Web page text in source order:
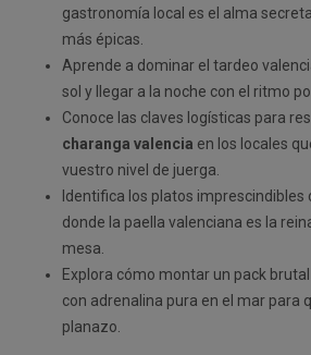
gastronomía local es el alma
más épicas.
Aprende a dominar el tardeo
sol y llegar a la noche con el ritmo
Conoce las claves logísticas para
charanga valencia en los locales
vuestro nivel de juerga.
Identifica los platos imprescindibles
donde la paella valenciana es la
mesa.
Explora cómo montar un pack
con adrenalina pura en el mar para
planazo.